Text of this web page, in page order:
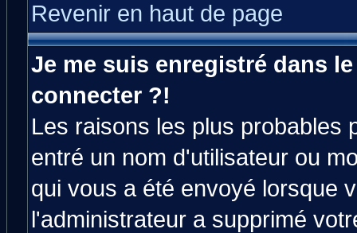
Revenir en haut de page
Je me suis enregistré dans
connecter ?!
Les raisons les plus probables
entré un nom d'utilisateur ou
qui vous a été envoyé lorsque
l'administrateur a supprimé